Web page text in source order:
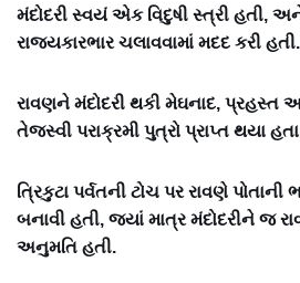
મંદોદરી સ્વયં એક વિદુષી સ્ત્રી હતી,
રાજ્યકારભાર ચલાવવામાં મદદ કરી હતી.
રાવણને મંદોદરી થકી મેઘનાદ, પ્રહસ્ત
તેજસ્વી પરાક્રમી પુત્રો પ્રાપ્ત થયા
ત્રિકુટા પર્વતની ટોચ પર રાવણે
બનાવી હતી, જ્યાં માત્ર મંદોદરીને જ
અનુમતિ હતી.